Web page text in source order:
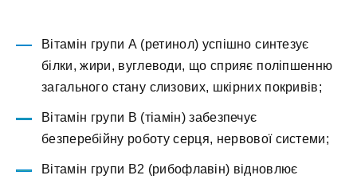
Вітамін групи А (ретинол) успішно синтезує
білки, жири, вуглеводи, що сприяє поліпшенню
загального стану слизових, шкірних покривів;
Вітамін групи В (тіамін) забезпечує
безперебійну роботу серця, нервової системи;
Вітамін групи В2 (рибофлавін) відновлює